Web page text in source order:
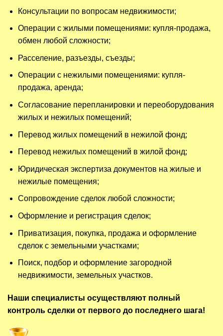
Консультации по вопросам недвижимости;
Операции с жилыми помещениями: купля-продажа,
обмен любой сложности;
Расселение, разъезды, съезды;
Операции с нежилыми помещениями: купля-
продажа, аренда;
Согласование перепланировки и переоборудования
жилых и нежилых помещений;
Перевод жилых помещений в нежилой фонд;
Перевод нежилых помещений в жилой фонд;
Юридическая экспертиза документов на жилые и
нежилые помещения;
Сопровождение сделок любой сложности;
Оформление и регистрация сделок;
Приватизация, покупка, продажа и оформление
сделок с земельными участками;
Поиск, подбор и оформление загородной
недвижимости, земельных участков.
Наши специалисты осуществляют полный
контроль сделки от первого до последнего шага!